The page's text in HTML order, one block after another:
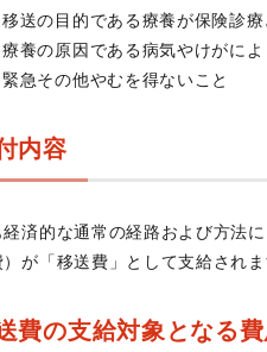
移送の目的である療養が保険診
療養の原因である病気やけがに
緊急その他やむを得ないこと
内容
経済的な通常の経路および方法
が「移送費」として支給されま
費の支給対象となる費